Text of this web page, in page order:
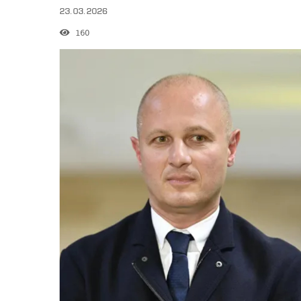
23.03.2026
160